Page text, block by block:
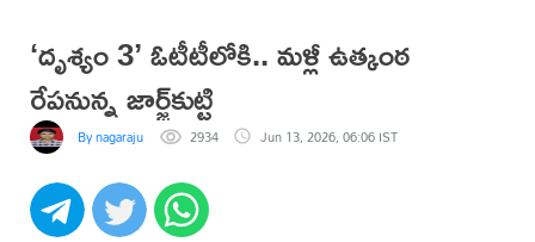
‘దృశ్యం 3’ ఓటీటీలోకి.. మళ్లీ ఉత్కంఠ
రేపనున్న జార్జ్‌కుట్టి
By nagaraju 2934 Jun 13, 2026, 06:06 IST